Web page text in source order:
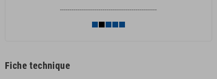
--------------------------------------------------
Fiche technique